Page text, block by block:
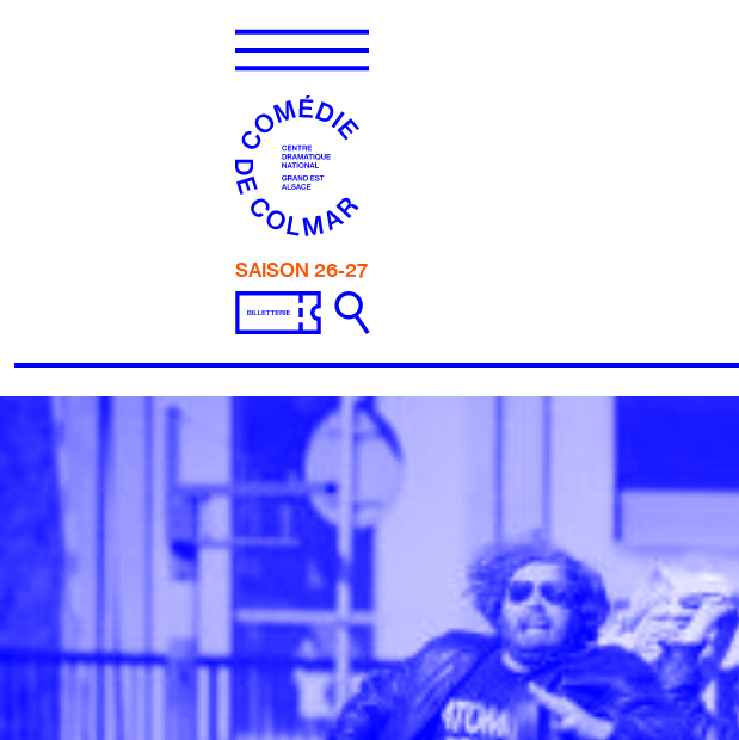
SAISON 26-27
COMÉDIE DE COLMAR - ACCUEIL